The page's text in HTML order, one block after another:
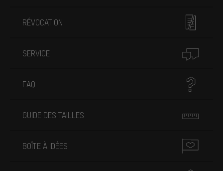
RÉVOCATION
SERVICE
FAQ
GUIDE DES TAILLES
BOÎTE À IDÉES